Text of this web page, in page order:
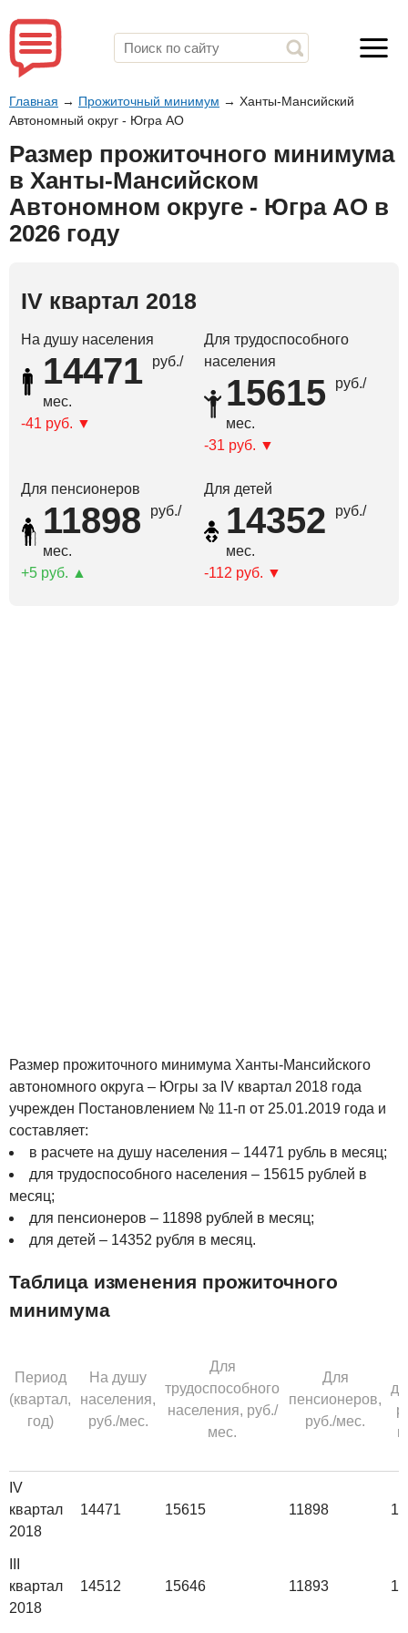
Главная → Прожиточный минимум → Ханты-Мансийский
Автономный округ - Югра АО
Размер прожиточного минимума
в Ханты-Мансийском
Автономном округе - Югра АО в
2026 году
IV квартал 2018
На душу населения
14471 руб./
мес.
-41 руб.
Для трудоспособного
населения
15615 руб./
мес.
-31 руб.
Для пенсионеров
11898 руб./
мес.
5 руб.
Для детей
14352 руб./
мес.
-112 руб.
Размер прожиточного минимума Ханты-Мансийского
автономного округа – Югры за IV квартал 2018 года
учрежден Постановлением № 11-п от 25.01.2019 года и
составляет:
в расчете на душу населения – 14471 рубль в месяц;
для трудоспособного населения – 15615 рублей в
месяц;
для пенсионеров – 11898 рублей в месяц;
для детей – 14352 рубля в месяц.
Таблица изменения прожиточного
минимума
Период
(квартал,
год)
На душу
населения,
руб./мес.
Для
трудоспособного
населения, руб./
мес.
Для
пенсионеров,
руб./мес.
IV
квартал
2018
14471 15615 11898
квартал
2018
14512 15646 11893